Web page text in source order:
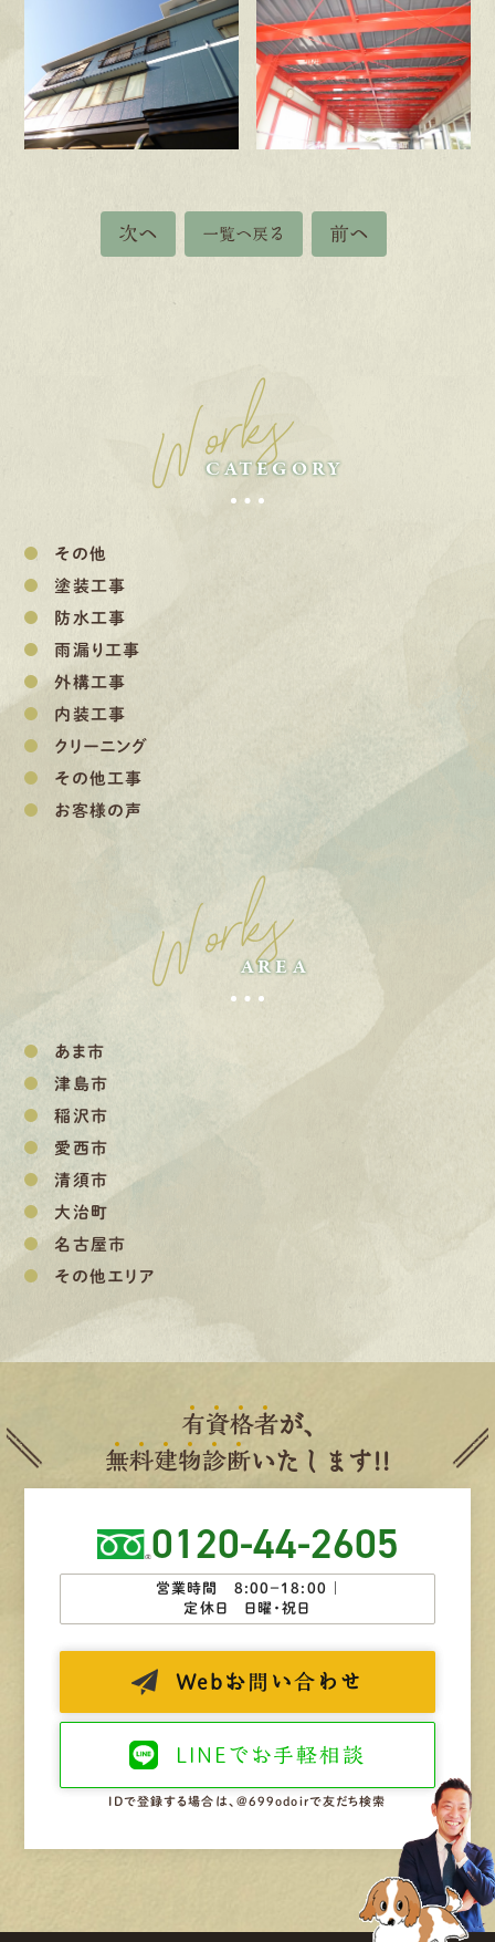
次へ 一覧へ戻る 前へ
Works
CATEGORY
その他
塗装工事
防水工事
雨漏り工事
外構工事
内装工事
クリーニング
その他工事
お客様の声
Works
AREA
あま市
津島市
稲沢市
愛西市
清須市
大治町
名古屋市
その他エリア
有資格者が、
無料建物診断いたします!!
0120-44-2605
営業時間 8:00−18:00 ｜
定休日 日曜・祝日
Web お問い合わせ
LINEで お手軽相談
IDで登録する場合は、@699odoirで友だち検索